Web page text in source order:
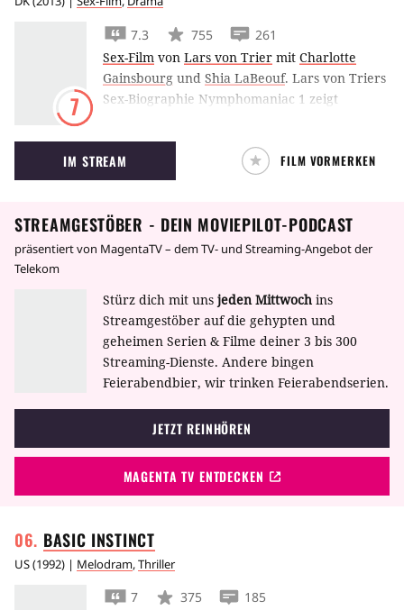
7
7.3 755
261
Sex-Film von Lars von Trier mit Charlotte
Gainsbourg und Shia LaBeouf. Lars von Triers
Sex-Biographie Nymphomaniac 1 zeigt
sexuellen Entwicklung von ihrer Geburt bis zu
ihrem fünfzigsten Lebensjahr.
IM STREAM FILM VORMERKEN
STREAMGESTÖBER - DEIN MOVIEPILOT-PODCAST
präsentiert von MagentaTV – dem TV- und Streaming-Angebot der
Telekom
Stürz dich mit uns jeden Mittwoch ins
Streamgestöber auf die gehypten und
geheimen Serien & Filme deiner 3 bis 300
Streaming-Dienste. Andere bingen
Feierabendbier, wir trinken Feierabendserien.
JETZT REINHÖREN
MAGENTA TV ENTDECKEN
BASIC INSTINCT
US(1992) | Melodram,Thriller
7 375 185